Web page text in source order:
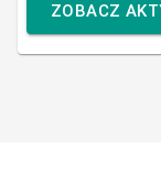
ZOBACZ